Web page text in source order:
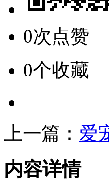
0次点赞
0个收藏
上一篇： 爱
内容详情